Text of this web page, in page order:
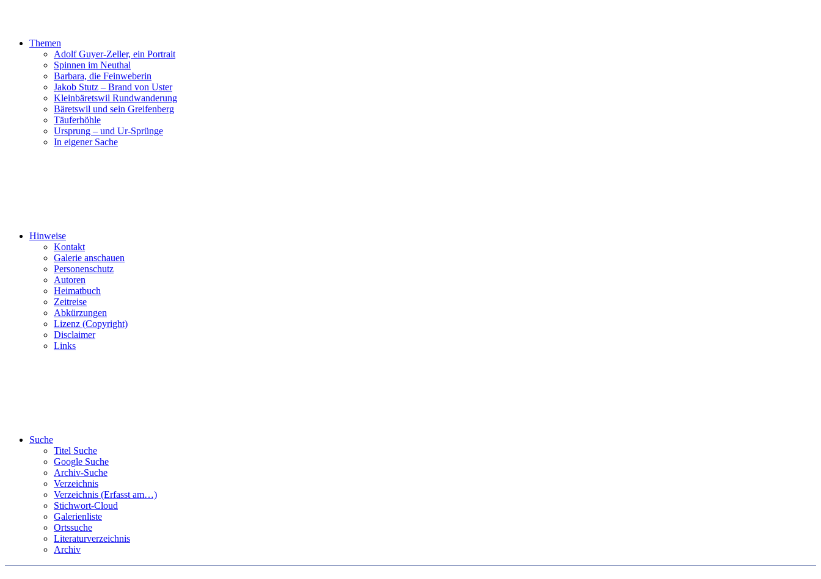
Themen
Adolf Guyer-Zeller, ein Portrait
Spinnen im Neuthal
Barbara, die Feinweberin
Jakob Stutz – Brand von Uster
Kleinbäretswil Rundwanderung
Bäretswil und sein Greifenberg
Täuferhöhle
Ursprung – und Ur-Sprünge
In eigener Sache
Hinweise
Kontakt
Galerie anschauen
Personenschutz
Autoren
Heimatbuch
Zeitreise
Abkürzungen
Lizenz (Copyright)
Disclaimer
Links
Suche
Titel Suche
Google Suche
Archiv-Suche
Verzeichnis
Verzeichnis (Erfasst am…)
Stichwort-Cloud
Galerienliste
Ortssuche
Literaturverzeichnis
Archiv